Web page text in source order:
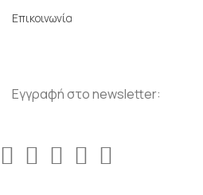
Επικοινωνία
Εγγραφή στο newsletter: